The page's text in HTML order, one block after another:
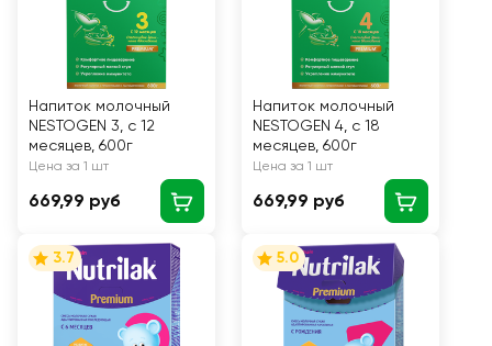
Напиток молочный
NESTOGEN 3, с 12
месяцев, 600г
Цена за 1 шт
669,99 руб
Напиток молочный
NESTOGEN 4, с 18
месяцев, 600г
Цена за 1 шт
669,99 руб
3.7 5.0